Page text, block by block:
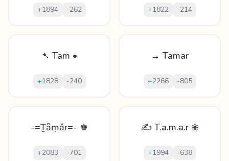
+1894 -262 +1822 -214
➷ Tam •
+1828 -240
→ Tamar
+2266 -805
-=Ṯẵṃǎr=- ♚
+2083 -701
✍ T.a.m.a.r ❀
+1994 -638